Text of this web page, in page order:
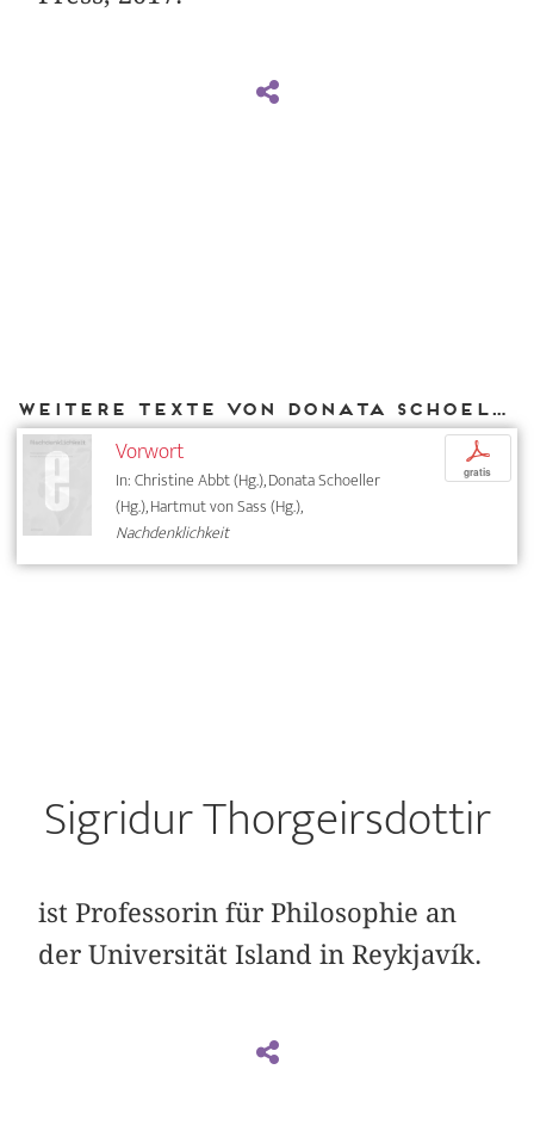
Weitere Texte von Donata Schoeller bei DIAPHANES
Vorwort
In: Christine Abbt (Hg.), Donata Schoeller
(Hg.), Hartmut von Sass (Hg.),
Nachdenklichkeit
p
gratis
Sigridur Thorgeirsdottir
ist Professorin für Philosophie an
der Universität Island in Reykjavík.